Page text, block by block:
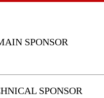
SPONSOR
SPONSOR